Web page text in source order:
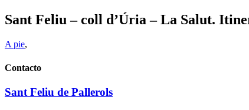
Sant Feliu – coll d’Úria – La Salut.
A pie,
Contacto
Sant Feliu de Pallerols